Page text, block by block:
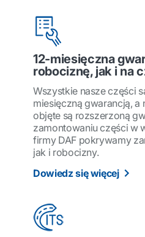
12-miesięczna
robociznę, jak i na
Wszystkie nasze części
miesięczną gwarancją, a
objęte są rozszerzoną
zamontowaniu części w
firmy DAF pokrywamy
jak i robocizny.
Dowiedz się więcej